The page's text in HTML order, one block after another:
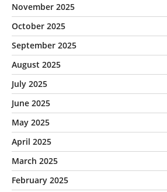
November 2025
October 2025
September 2025
August 2025
July 2025
June 2025
May 2025
April 2025
March 2025
February 2025